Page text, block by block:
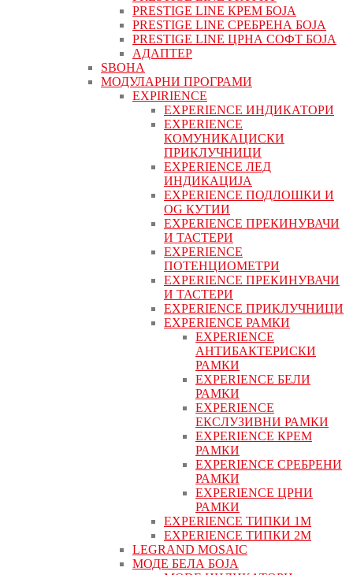
PRESTIGE LINE КРЕМ БОЈА
PRESTIGE LINE СРЕБРЕНА БОЈА
PRESTIGE LINE ЦРНА СОФТ БОЈА
АДАПТЕР
ЅВОНА
МОДУЛАРНИ ПРОГРАМИ
EXPIRIENCE
EXPERIENCE ИНДИКАТОРИ
EXPERIENCE
КОМУНИКАЦИСКИ
ПРИКЛУЧНИЦИ
EXPERIENCE ЛЕД
ИНДИКАЦИЈА
EXPERIENCE ПОДЛОШКИ И
OG КУТИИ
EXPERIENCE ПРЕКИНУВАЧИ
И ТАСТЕРИ
EXPERIENCE
ПОТЕНЦИОМЕТРИ
EXPERIENCE ПРЕКИНУВАЧИ
И ТАСТЕРИ
EXPERIENCE ПРИКЛУЧНИЦИ
EXPERIENCE РАМКИ
EXPERIENCE
АНТИБАКТЕРИСКИ
РАМКИ
EXPERIENCE БЕЛИ
РАМКИ
EXPERIENCE
ЕКСЛУЗИВНИ РАМКИ
EXPERIENCE КРЕМ
РАМКИ
EXPERIENCE СРЕБРЕНИ
РАМКИ
EXPERIENCE ЦРНИ
РАМКИ
EXPERIENCE ТИПКИ 1M
EXPERIENCE ТИПКИ 2М
LEGRAND MOSAIC
МОДЕ БЕЛА БОЈА